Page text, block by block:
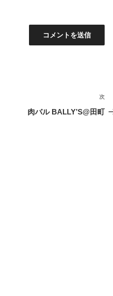
次
の
次
肉バル BALLY’S@田町